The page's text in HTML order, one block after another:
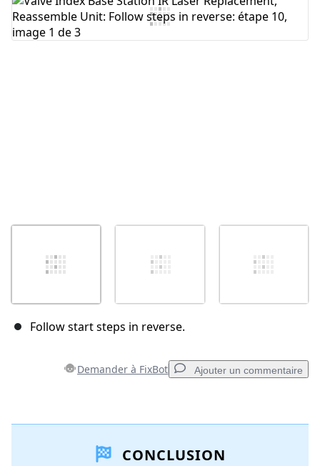
Follow start steps in reverse.
Demander à FixBot Ajouter un commentaire
Ajouter un commentaireCONCLUSION